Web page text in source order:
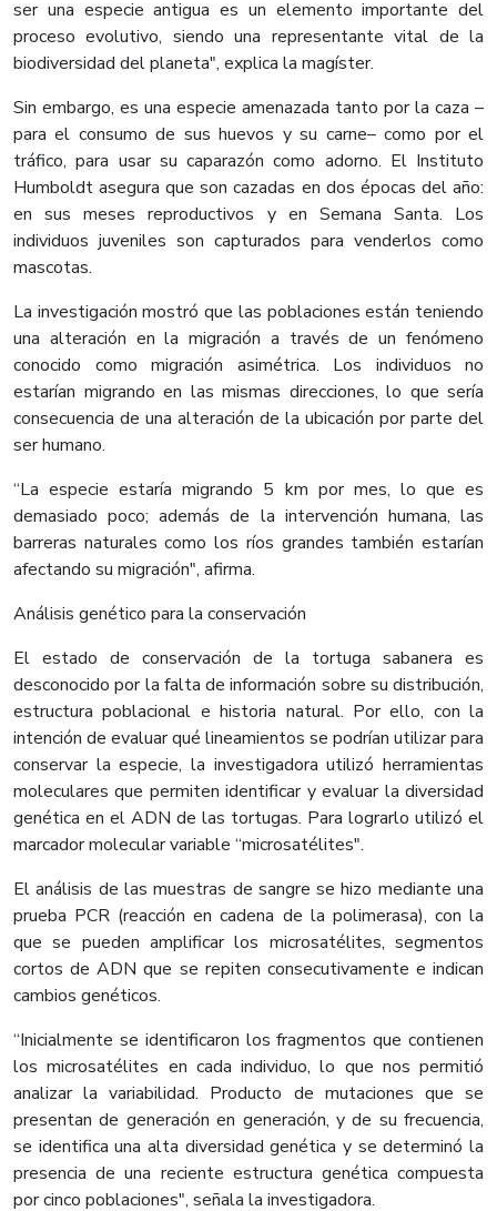
ser una especie antigua es un elemento importante del
proceso evolutivo, siendo una representante vital de la
biodiversidad del planeta", explica la magíster.
Sin embargo, es una especie amenazada tanto por la caza –
para el consumo de sus huevos y su carne– como por el
tráfico, para usar su caparazón como adorno. El Instituto
Humboldt asegura que son cazadas en dos épocas del año:
en sus meses reproductivos y en Semana Santa. Los
individuos juveniles son capturados para venderlos como
mascotas.
La investigación mostró que las poblaciones están teniendo
una alteración en la migración a través de un fenómeno
conocido como migración asimétrica. Los individuos no
estarían migrando en las mismas direcciones, lo que sería
consecuencia de una alteración de la ubicación por parte del
ser humano.
“La especie estaría migrando 5 km por mes, lo que es
demasiado poco; además de la intervención humana, las
barreras naturales como los ríos grandes también estarían
afectando su migración", afirma.
Análisis genético para la conservación
El estado de conservación de la tortuga sabanera es
desconocido por la falta de información sobre su distribución,
estructura poblacional e historia natural. Por ello, con la
intención de evaluar qué lineamientos se podrían utilizar para
conservar la especie, la investigadora utilizó herramientas
moleculares que permiten identificar y evaluar la diversidad
genética en el ADN de las tortugas. Para lograrlo utilizó el
marcador molecular variable “microsatélites".
El análisis de las muestras de sangre se hizo mediante una
prueba PCR (reacción en cadena de la polimerasa), con la
que se pueden amplificar los microsatélites, segmentos
cortos de ADN que se repiten consecutivamente e indican
cambios genéticos.
“Inicialmente se identificaron los fragmentos que contienen
los microsatélites en cada individuo, lo que nos permitió
analizar la variabilidad. Producto de mutaciones que se
presentan de generación en generación, y de su frecuencia,
se identifica una alta diversidad genética y se determinó la
presencia de una reciente estructura genética compuesta
por cinco poblaciones", señala la investigadora.